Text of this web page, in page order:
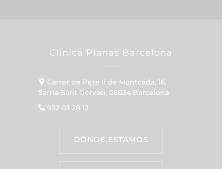
Clínica Planas Barcelona
Carrer de Pere II de Montcada, 16,
Sarrià-Sant Gervasi, 08034 Barcelona
932 03 28 12
DÓNDE ESTAMOS